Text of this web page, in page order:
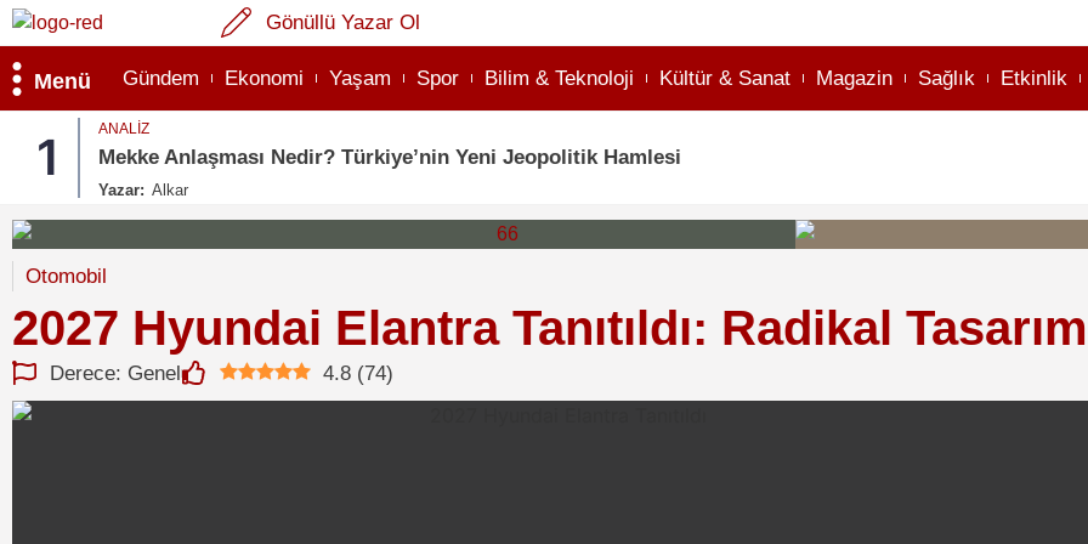
Gönüllü Yazar Ol
Menü Gündem Ekonomi Yaşam Spor Bilim & Teknoloji Kültür & Sanat Magazin Sağlık Etkinlik
1 ANALIZ
Mekke Anlaşması Nedir? Türkiye’nin Yeni Jeopolitik Hamlesi
Yazar: Alkar
Otomobil
2027 Hyundai Elantra Tanıtıldı: Radikal
Derece: Genel 4.8 (74)